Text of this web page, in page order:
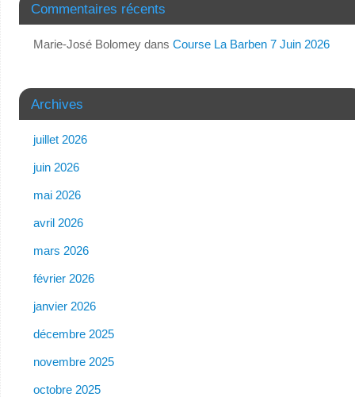
Commentaires récents
Marie-José Bolomeydans Course La Barben 7 Juin 2026
Archives
juillet 2026
juin 2026
mai 2026
avril 2026
mars 2026
février 2026
janvier 2026
décembre 2025
novembre 2025
octobre 2025